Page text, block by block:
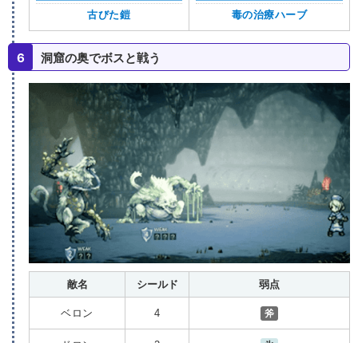
古びた鎧 毒の治療ハーブ
6 洞窟の奥でボスと戦う
敵名 シールド 弱点
ベロン 4 斧